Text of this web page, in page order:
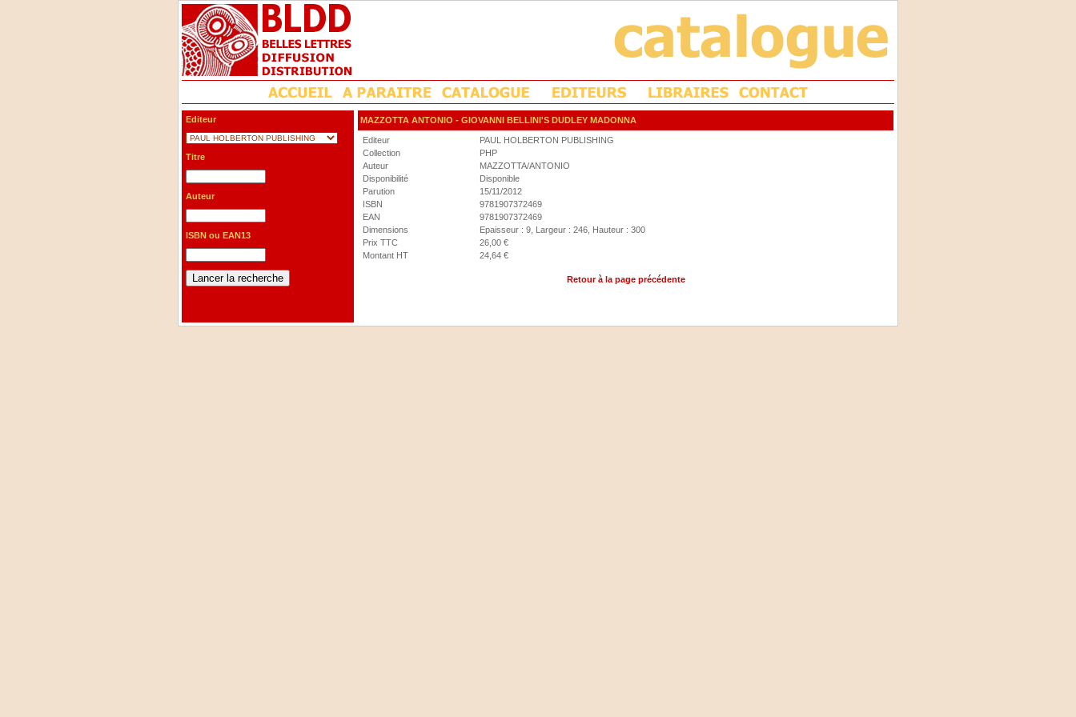
Editeur
Titre
Auteur
ISBN ou EAN13
MAZZOTTA ANTONIO - GIOVANNI BELLINI'S DUDLEY MADONNA
Editeur
PAUL HOLBERTON PUBLISHING
Collection
PHP
Auteur
MAZZOTTA/ANTONIO
Disponibilité
Disponible
Parution
15/11/2012
ISBN
9781907372469
EAN
9781907372469
Dimensions
Epaisseur : 9, Largeur : 246, Hauteur : 300
Prix TTC
26,00 €
Montant HT
24,64 €
Retour à la page précédente